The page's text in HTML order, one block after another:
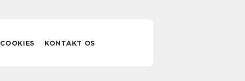
COOKIES KONTAKT OS